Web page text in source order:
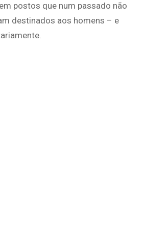
postos que num passado não
destinados aos homens – e